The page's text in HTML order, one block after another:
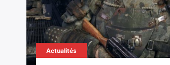
Actualités